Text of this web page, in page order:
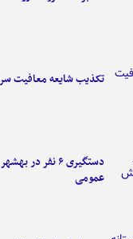
تکذیب شایعه معافیت
دستگیری ۶ نفر
عمومی